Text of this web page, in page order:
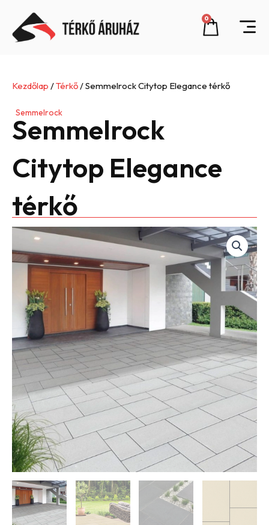
content
0
Cart
Kezdőlap /Térkő / Semmelrock Citytop Elegance térkő
Semmelrock
Semmelrock
Citytop Elegance
térkő